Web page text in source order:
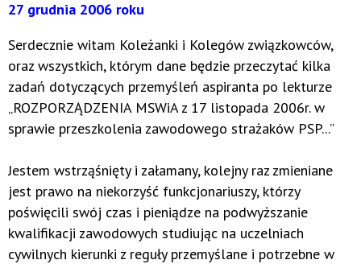
27 grudnia 2006 roku
Serdecznie witam Koleżanki i Kolegów związkowców,
oraz wszystkich, którym dane będzie przeczytać kilka
zadań dotyczących przemyśleń aspiranta po lekturze
„ROZPORZĄDZENIA MSWiA z 17 listopada 2006r. w
sprawie przeszkolenia zawodowego strażaków PSP...”
Jestem wstrząśnięty i załamany, kolejny raz zmieniane
jest prawo na niekorzyść funkcjonariuszy, którzy
poświęcili swój czas i pieniądze na podwyższanie
kwalifikacji zawodowych studiując na uczelniach
cywilnych kierunki z reguły przemyślane i potrzebne w